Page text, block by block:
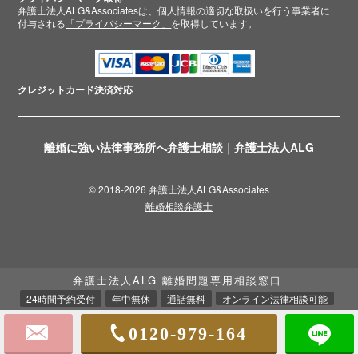
離婚に強い法律事務所へ弁護士相談｜弁護士法人ALG
弁護士法人ALG&Associatesは、個人情報の適切な取扱いを行う事業者に
付与される 「プライバシーマーク」 を取得しています。
クレジットカード決済対応
© 2018-2026 弁護士法人ALG&Associates
離婚相談弁護士
弁護士法人ALG 離婚問題専用相談窓口
24時間予約受付 年中無休 通話無料 オンライン法律相談可能
0120-979-164